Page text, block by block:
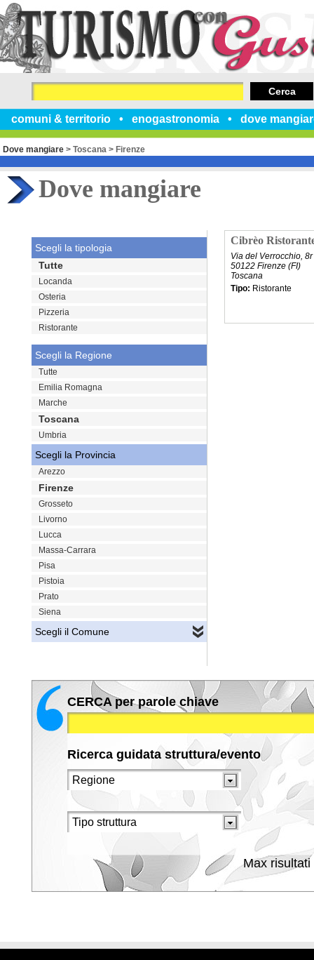
comuni & territorio enogastronomia dove
Cerca
Dove mangiare > Toscana > Firenze
Dove mangiare
Cibrèo
Via del Verrocchio, 8r
50122 Firenze (FI)
Toscana
Tipo: Ristorante
Scegli la tipologia
Tutte
Locanda
Osteria
Pizzeria
Ristorante
Scegli la Regione
Tutte
Emilia Romagna
Marche
Toscana
Umbria
Scegli la Provincia
Arezzo
Firenze
Grosseto
Livorno
Lucca
Massa-Carrara
Pisa
Pistoia
Prato
Siena
Scegli il Comune
CERCA per parole chiave
Ricerca guidata struttura/evento
Max risultati